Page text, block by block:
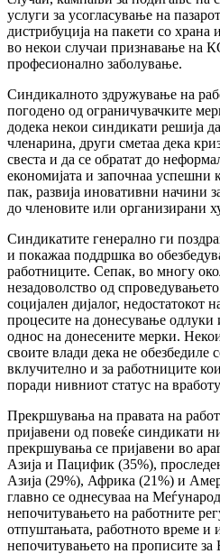
услуги за усогласување на
дистрибуција на пакети со храна
во некои случаи признавање на
професионално заболување.
Синдикалното здружување на
погодено од ограничувачките
додека некои синдикати решија
членарина, други сметаа дека
свеста и да се обратат до
економијата и започнаа успешни
пак, развија иновативни начини
до членовите или организирани
Синдикатите генерално ги
и покажаа поддршка во
работниците. Сепак, во многу
незадоволство од
социјален дијалог, недостатокот
процесите на донесување одлуки
однос на донесените мерки.
своите влади дека не обезбедиле
вклучително и за работниците
поради нивниот статус на
Прекршувања на правата на
пријавени од повеќе синдикати
прекршувања се пријавени во
Азија и Пацифик (35%),
Азија (29%), Африка (21%) и
главно се однесуваа на
непочитувањето на работните
отпуштањата, работното време и
непочитувањето на прописите за